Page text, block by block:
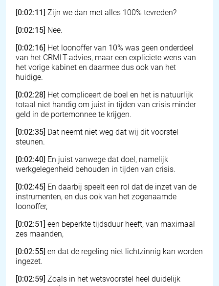
[0:02:11] Zijn we dan met alles 100% tevreden?
[0:02:15] Nee.
[0:02:16] Het loonoffer van 10% was geen onderdeel
van het CRMLT-advies, maar een expliciete wens van
het vorige kabinet en daarmee dus ook van het
huidige.
[0:02:28] Het compliceert de boel en het is natuurlijk
totaal niet handig om juist in tijden van crisis minder
geld in de portemonnee te krijgen.
[0:02:35] Dat neemt niet weg dat wij dit voorstel
steunen.
[0:02:40] En juist vanwege dat doel, namelijk
werkgelegenheid behouden in tijden van crisis.
[0:02:45] En daarbij speelt een rol dat de inzet van de
instrumenten, en dus ook van het zogenaamde
loonoffer,
[0:02:51] een beperkte tijdsduur heeft, van maximaal
zes maanden,
[0:02:55] en dat de regeling niet lichtzinnig kan worden
ingezet.
[0:02:59] Zoals in het wetsvoorstel heel duidelijk